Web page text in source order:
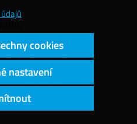
voleb,
volebním seznamu,
lístků,
lístků,
a neplatných
cookies
nastavení